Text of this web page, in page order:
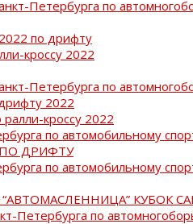
Петербурга по
по дрифту
кроссу 2022
Петербурга по
2022
кроссу 2022
по автомобильному
ПО ДРИФТУ
по автомобильному
КУБОК
Петербурга по